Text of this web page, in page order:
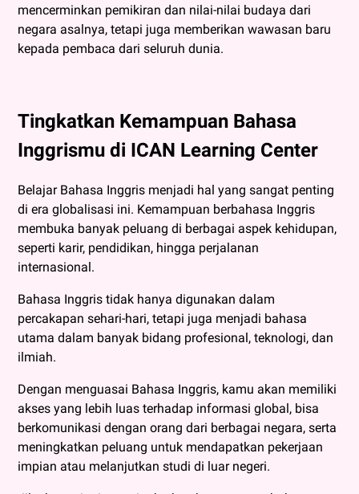
mencerminkan pemikiran dan nilai-nilai budaya dari
negara asalnya, tetapi juga memberikan wawasan baru
kepada pembaca dari seluruh dunia.
Tingkatkan Kemampuan Bahasa
Inggrismu di ICAN Learning Center
Belajar Bahasa Inggris menjadi hal yang sangat penting
di era globalisasi ini. Kemampuan berbahasa Inggris
membuka banyak peluang di berbagai aspek kehidupan,
seperti karir, pendidikan, hingga perjalanan
internasional.
Bahasa Inggris tidak hanya digunakan dalam
percakapan sehari-hari, tetapi juga menjadi bahasa
utama dalam banyak bidang profesional, teknologi, dan
ilmiah.
Dengan menguasai Bahasa Inggris, kamu akan memiliki
akses yang lebih luas terhadap informasi global, bisa
berkomunikasi dengan orang dari berbagai negara, serta
meningkatkan peluang untuk mendapatkan pekerjaan
impian atau melanjutkan studi di luar negeri.